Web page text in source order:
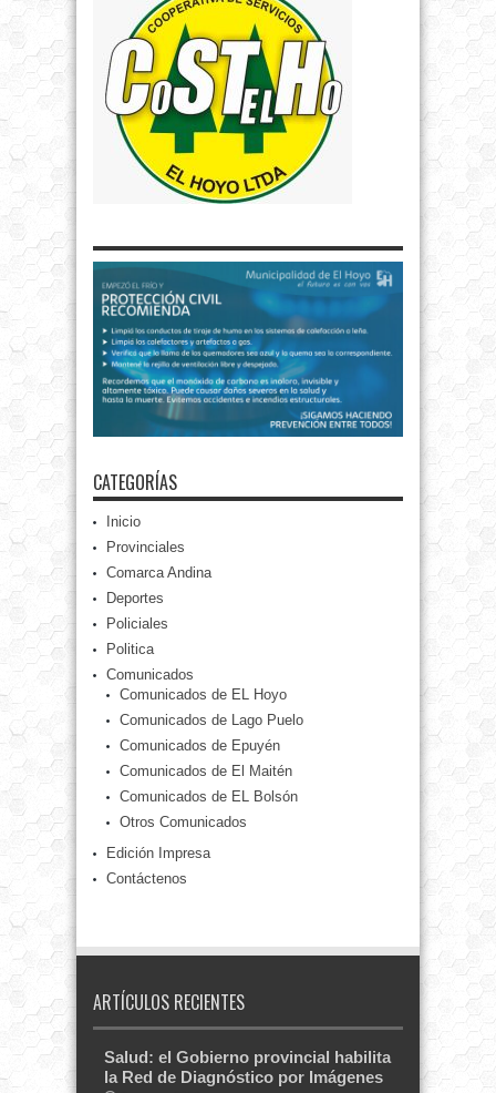
CATEGORÍAS
Inicio
Provinciales
Comarca Andina
Deportes
Policiales
Politica
Comunicados
Comunicados de EL Hoyo
Comunicados de Lago Puelo
Comunicados de Epuyén
Comunicados de El Maitén
Comunicados de EL Bolsón
Otros Comunicados
Edición Impresa
Contáctenos
ARTÍCULOS RECIENTES
Salud: el Gobierno provincial habilita
la Red de Diagnóstico por Imágenes